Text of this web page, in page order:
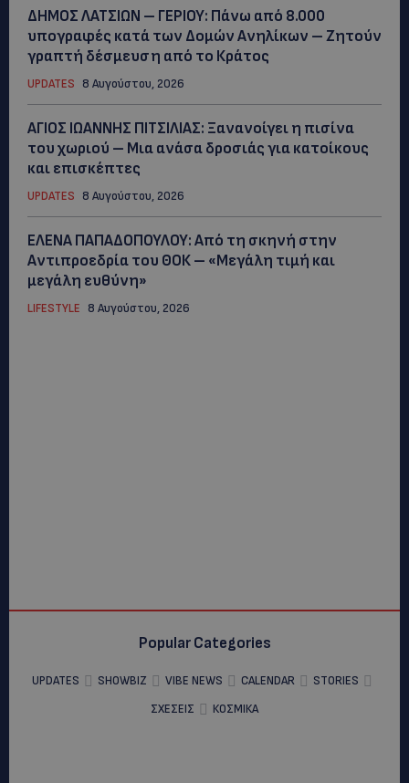
ΔΗΜΟΣ ΛΑΤΣΙΩΝ – ΓΕΡΙΟΥ: Πάνω από 8.000
υπογραφές κατά των Δομών Ανηλίκων – Ζητούν
γραπτή δέσμευση από το Κράτος
UPDATES 8 Αυγούστου, 2026
ΑΓΙΟΣ ΙΩΑΝΝΗΣ ΠΙΤΣΙΛΙΑΣ: Ξανανοίγει η πισίνα
του χωριού – Μια ανάσα δροσιάς για κατοίκους
και επισκέπτες
UPDATES 8 Αυγούστου, 2026
ΕΛΕΝΑ ΠΑΠΑΔΟΠΟΥΛΟΥ: Από τη σκηνή στην
Αντιπροεδρία του ΘΟΚ – «Μεγάλη τιμή και
μεγάλη ευθύνη»
LIFESTYLE 8 Αυγούστου, 2026
Popular Categories
UPDATES SHOWBIZ VIBE NEWS CALENDAR
STORIES
ΣΧΕΣΕΙΣ
ΚΟΣΜΙΚΑ